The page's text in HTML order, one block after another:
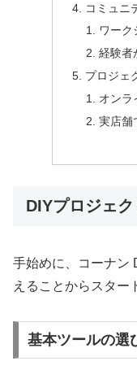
コミュニ
ワーク
経験者
プロジェ
オンラ
実店舗
DIYプロジェ
手始めに、コーナン
えることからスター
基本ツールの選